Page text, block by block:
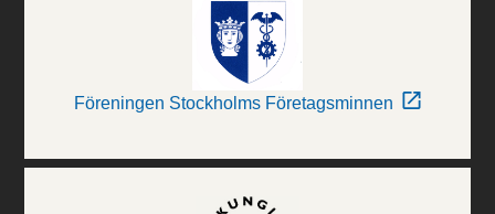
Föreningen Stockholms Företagsminnen